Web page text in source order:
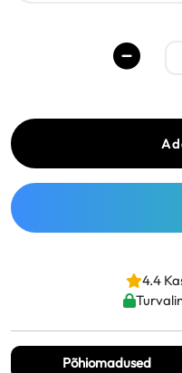
4.4
Põhiomadused